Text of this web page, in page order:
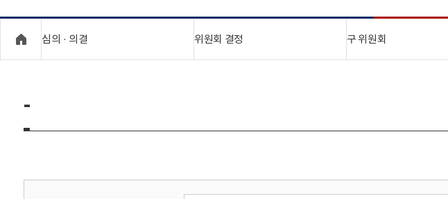
보
보
위
회
심의 · 의결 위원회 결정 구 위원회
-